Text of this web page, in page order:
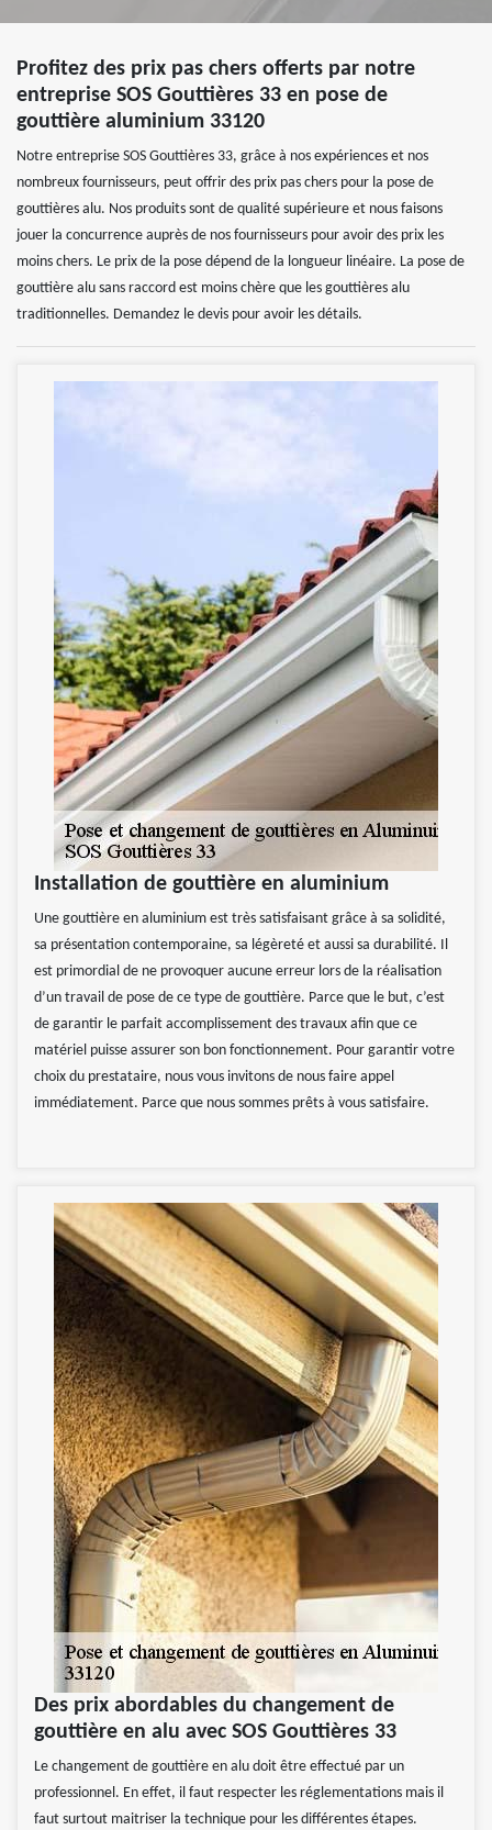
Profitez des prix pas chers offerts par notre
entreprise SOS Gouttières 33 en pose de
gouttière aluminium 33120
Notre entreprise SOS Gouttières 33, grâce à nos expériences et nos
nombreux fournisseurs, peut offrir des prix pas chers pour la pose de
gouttières alu. Nos produits sont de qualité supérieure et nous faisons
jouer la concurrence auprès de nos fournisseurs pour avoir des prix les
moins chers. Le prix de la pose dépend de la longueur linéaire. La pose de
gouttière alu sans raccord est moins chère que les gouttières alu
traditionnelles. Demandez le devis pour avoir les détails.
Installation de gouttière en aluminium
Une gouttière en aluminium est très satisfaisant grâce à sa solidité,
sa présentation contemporaine, sa légèreté et aussi sa durabilité. Il
est primordial de ne provoquer aucune erreur lors de la réalisation
d’un travail de pose de ce type de gouttière. Parce que le but, c’est
de garantir le parfait accomplissement des travaux afin que ce
matériel puisse assurer son bon fonctionnement. Pour garantir votre
choix du prestataire, nous vous invitons de nous faire appel
immédiatement. Parce que nous sommes prêts à vous satisfaire.
Des prix abordables du changement de
gouttière en alu avec SOS Gouttières 33
Le changement de gouttière en alu doit être effectué par un
professionnel. En effet, il faut respecter les réglementations mais il
faut surtout maitriser la technique pour les différentes étapes.